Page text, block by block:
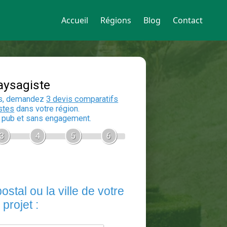
Accueil Régions Blog Contact
Devis Paysagiste
En 5 minutes, demandez
auxpaysagistesdans votre région.
Gratuit, sans pub et sans engagement.